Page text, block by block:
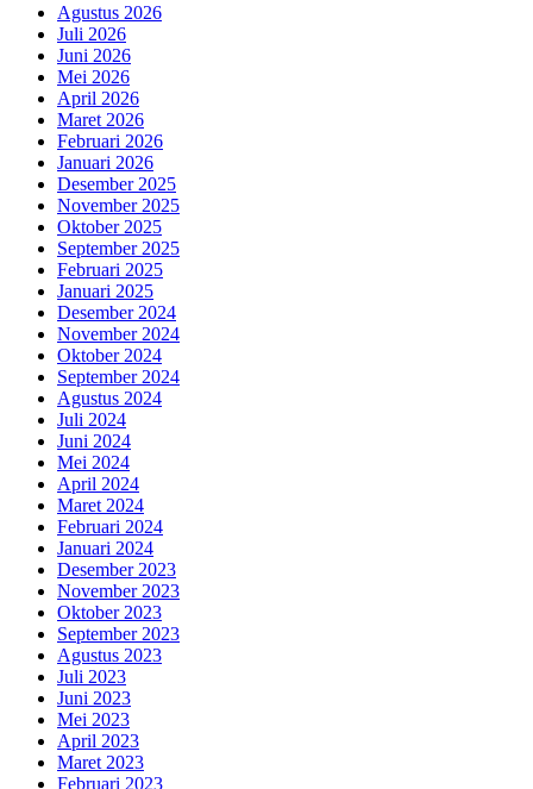
Agustus 2026
Juli 2026
Juni 2026
Mei 2026
April 2026
Maret 2026
Februari 2026
Januari 2026
Desember 2025
November 2025
Oktober 2025
September 2025
Februari 2025
Januari 2025
Desember 2024
November 2024
Oktober 2024
September 2024
Agustus 2024
Juli 2024
Juni 2024
Mei 2024
April 2024
Maret 2024
Februari 2024
Januari 2024
Desember 2023
November 2023
Oktober 2023
September 2023
Agustus 2023
Juli 2023
Juni 2023
Mei 2023
April 2023
Maret 2023
Februari 2023